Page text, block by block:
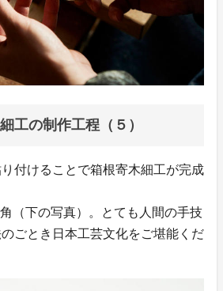
工の制作工程（５）
付けることで箱根寄木細工が完成
（下の写真）。とても人間の手技
ごとき日本工芸文化をご堪能くだ